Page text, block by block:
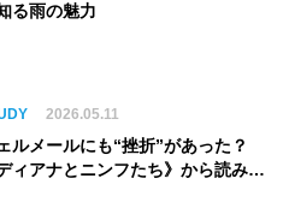
る雨の魅力
2026.05.11
ルメールにも“挫折”があった？
ディアナとニンフたち》から読み解